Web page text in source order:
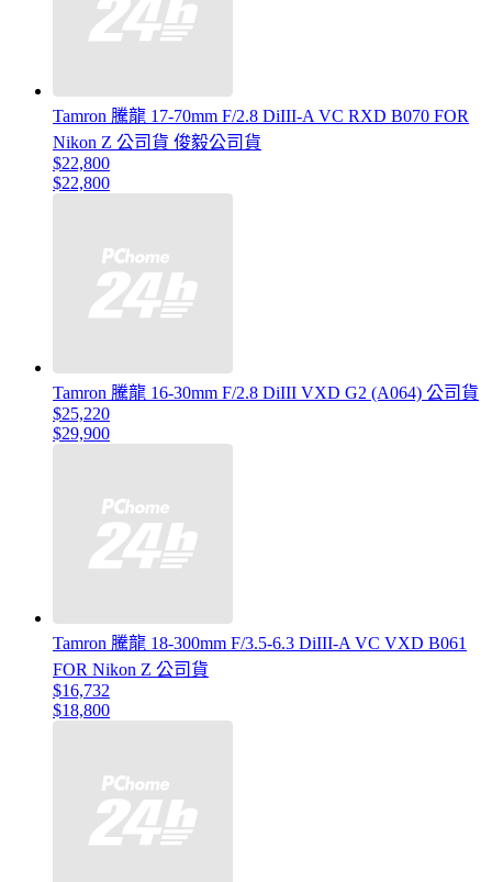
Tamron 騰龍 17-70mm F/2.8 DiIII-A VC RXD B070 FOR
Nikon Z 公司貨 俊毅公司貨
$22,800
$22,800
Tamron 騰龍 16-30mm F/2.8 DiIII VXD G2 (A064) 公司貨
$25,220
$29,900
Tamron 騰龍 18-300mm F/3.5-6.3 DiIII-A VC VXD B061
FOR Nikon Z 公司貨
$16,732
$18,800